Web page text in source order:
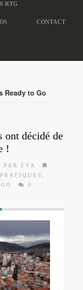
RTG
CONTACT
Ready to Go
ont décidé de
!
PAR EVA
0